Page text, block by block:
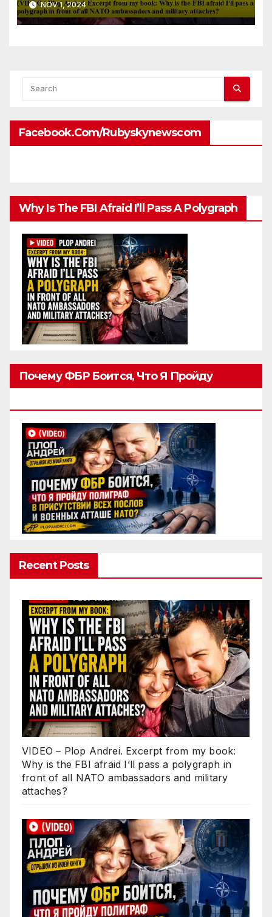
front of all NATO
ambassadors and military
NOV 1, 2024
Facebook.com/rubyskynewscom
Why Is The FBI Afraid I’ll Pass A Polygraph
Почему ФБР Боится, Что Я Пройду
Recent Posts
VIDEO – Plop Andrei. Excerpt from my book:
Why is the FBI afraid I’ll pass a polygraph in
front of all NATO ambassadors and military
attaches?